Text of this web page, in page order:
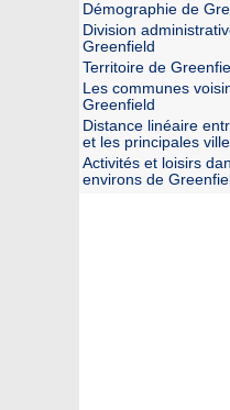
Démographie de
Division
Greenfield
Territoire de
Les communes
Greenfield
Distance linéaire
et les principales
Activités et loisirs
environs de